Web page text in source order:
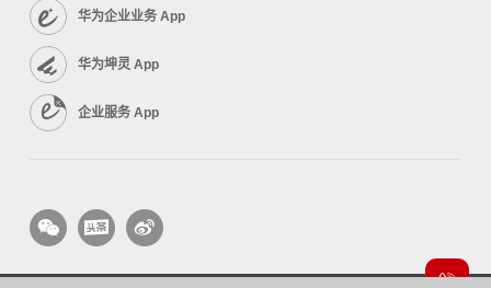
华为企业业务 App
华为坤灵 App
企业服务 App